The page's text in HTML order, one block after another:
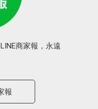
商家報，永遠
報